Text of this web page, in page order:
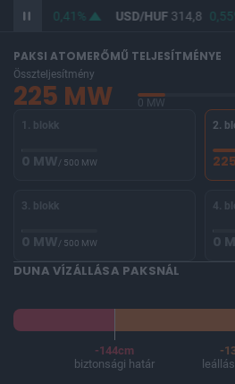
363,20 0,41% USD/HUF314,8
PAKSI ATOMERŐMŰ TELJESÍTMÉNYE
Összteljesítmény
225 MW 0 MW
1. blokk
0 MW/ 500 MW
2.
3. blokk
0 MW/ 500 MW
4.
0
DUNA VÍZÁLLÁSA PAKSNÁL
-144cm
biztonsági határ
-